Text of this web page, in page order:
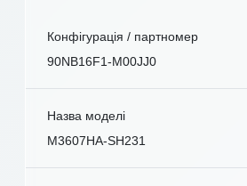
Конфігурація / партномер
90NB16F1-M00JJ0
Назва моделі
M3607HA-SH231